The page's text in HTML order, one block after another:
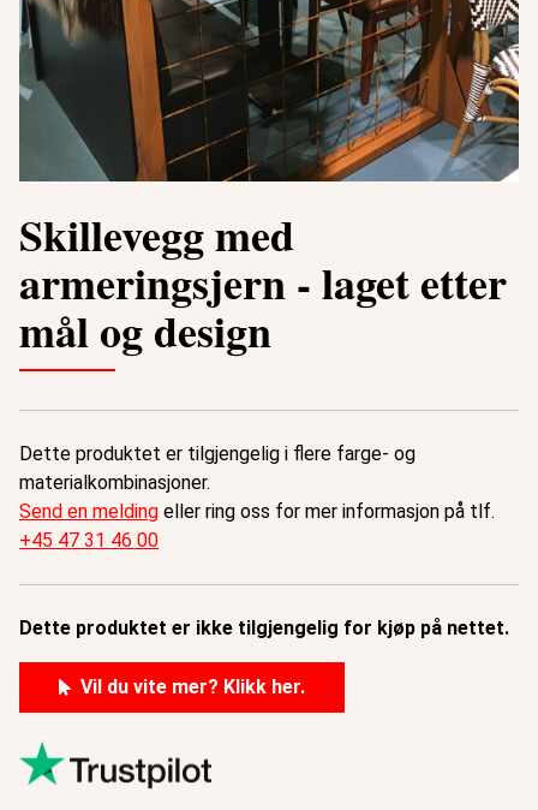
Skillevegg med
armeringsjern - laget etter
mål og design
Dette produktet er tilgjengelig i flere farge- og
materialkombinasjoner.
Send en melding eller ring oss for mer informasjon på tlf.
+45 47 31 46 00
Dette produktet er ikke tilgjengelig for kjøp på nettet.
Vil du vite mer? Klikk her.